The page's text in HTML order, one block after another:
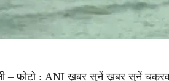
– फोटो : ANI ख़बर सुनें ख़बर सुनें